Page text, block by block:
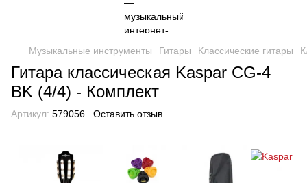
Музыкальные инструменты Гитары Классические гитары
Гитара классическая Kaspar CG-4
BK (4/4) - Комплект
Артикул: 579056 Оставить отзыв